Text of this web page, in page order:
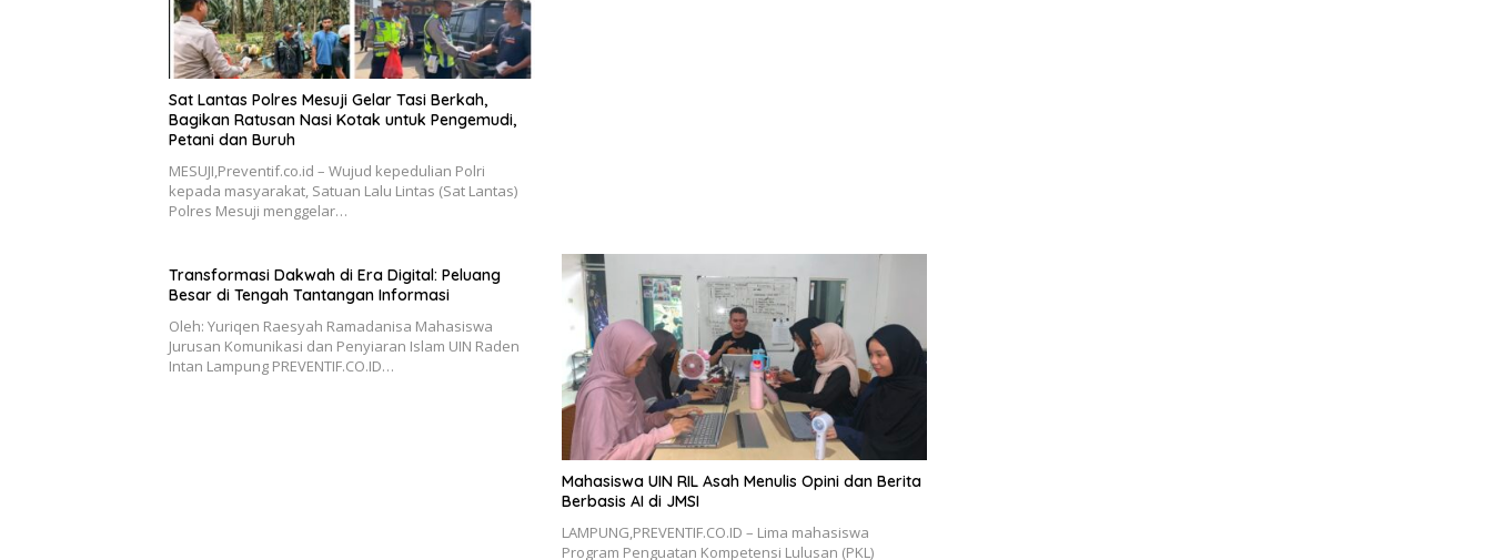
Sat Lantas Polres Mesuji Gelar Tasi Berkah,
Bagikan Ratusan Nasi Kotak untuk Pengemudi,
Petani dan Buruh
MESUJI,Preventif.co.id – Wujud kepedulian Polri
kepada masyarakat, Satuan Lalu Lintas (Sat Lantas)
Polres Mesuji menggelar…
Transformasi Dakwah di Era Digital: Peluang
Besar di Tengah Tantangan Informasi
Oleh: Yuriqen Raesyah Ramadanisa Mahasiswa
Jurusan Komunikasi dan Penyiaran Islam UIN Raden
Intan Lampung PREVENTIF.CO.ID…
Mahasiswa UIN RIL Asah Menulis Opini dan Berita
Berbasis AI di JMSI
LAMPUNG,PREVENTIF.CO.ID – Lima mahasiswa
Program Penguatan Kompetensi Lulusan (PKL)